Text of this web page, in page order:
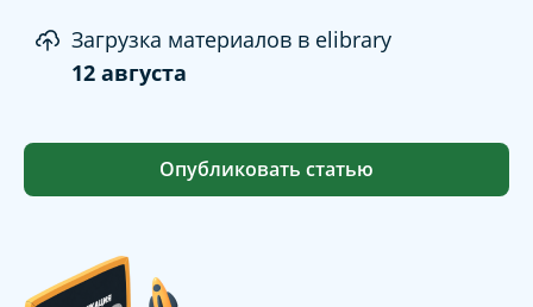
Загрузка материалов в elibrary
12 августа
Опубликовать статью